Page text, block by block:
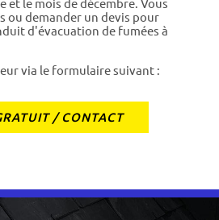
et le mois de décembre. Vous
ou demander un devis pour
d'évacuation de fumées à
via le formulaire suivant :
/ CONTACT